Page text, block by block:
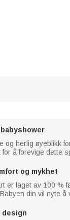
og herlig øyeblikk
å forevige dette
og mykhet
er laget av 100 %
din vil nyte
design